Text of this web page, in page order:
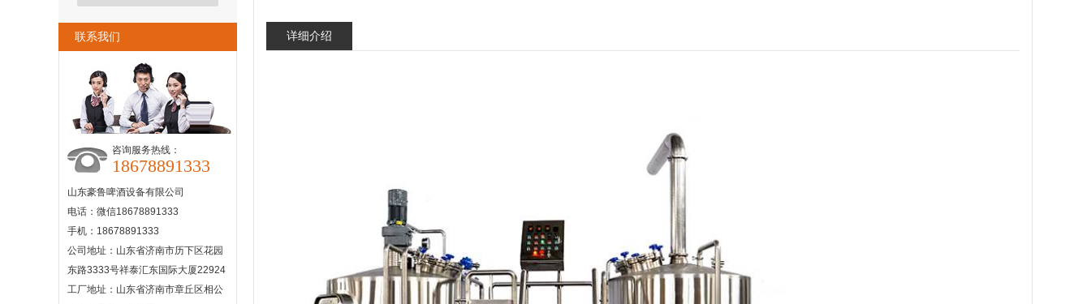
联系我们
咨询服务热线：
18678891333
山东豪鲁啤酒设备有限公司
电话：微信18678891333
手机：18678891333
公司地址：山东省济南市历下区花园
东路3333号祥泰汇东国际大厦22924
工厂地址：山东省济南市章丘区相公
详细介绍